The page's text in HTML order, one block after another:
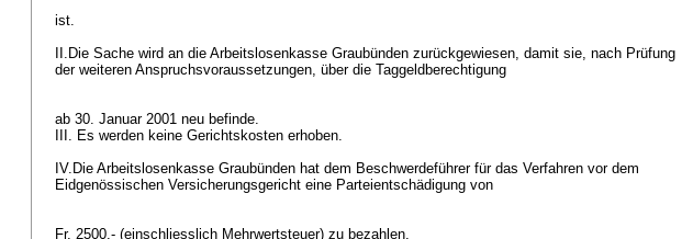
ist.
II.Die Sache wird an die Arbeitslosenkasse Graubünden zurückgewiesen, damit sie, nach Prüfung
der weiteren Anspruchsvoraussetzungen, über die Taggeldberechtigung
ab 30. Januar 2001 neu befinde.
III. Es werden keine Gerichtskosten erhoben.
IV.Die Arbeitslosenkasse Graubünden hat dem Beschwerdeführer für das Verfahren vor dem
Eidgenössischen Versicherungsgericht eine Parteientschädigung von
Fr. 2500.- (einschliesslich Mehrwertsteuer) zu bezahlen.